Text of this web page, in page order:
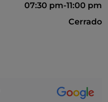
07:30 pm-11:00 pm
Cerrado